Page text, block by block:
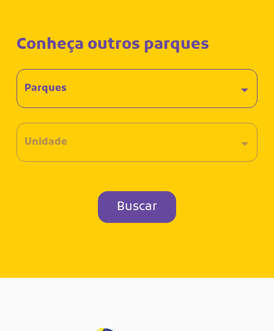
Conheça outros parques
Buscar